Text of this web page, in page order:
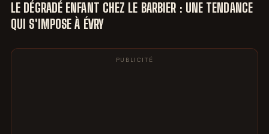
LE DÉGRADÉ ENFANT CHEZ LE BARBIER : UNE TENDANCE
QUI S'IMPOSE À ÉVRY
PUBLICITÉ